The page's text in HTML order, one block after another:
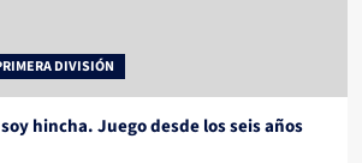
DIVISIÓN
hincha. Juego desde los seis años